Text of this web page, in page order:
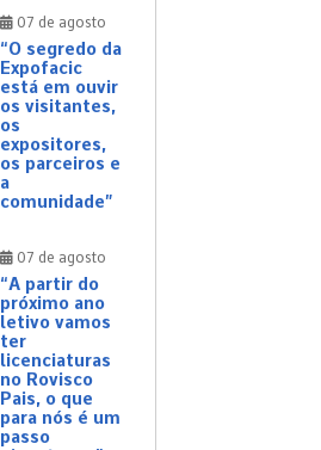
07 de agosto
“O segredo da
Expofacic
está em ouvir
os visitantes,
os
expositores,
os parceiros e
a
comunidade”
07 de agosto
“A partir do
próximo ano
letivo vamos
ter
licenciaturas
no Rovisco
Pais, o que
para nós é um
passo